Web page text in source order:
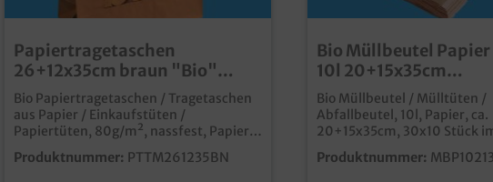
Papiertragetaschen
26+12x35cm braun "Bio"
nassfest 80g/m² 250St
Bio Papiertragetaschen / Tragetaschen
aus Papier / Einkaufstüten /
Papiertüten, 80g/m², nassfest, Papier
Flachhenkel, Grundfarbe braun,
Neutralmotiv "Bio", 26+12x35cm, 250
Produktnummer: PTTM261235BN
Bio Müllbeutel
10l 20+15x35cm
kompostierbar 300St.
Bio Müllbeutel / Mülltüten /
Abfallbeutel, 10l, Papier, ca.
20+15x35cm, 30x10 Stück
praktische kleine Mülltüten
Papierdie
Produktnummer: